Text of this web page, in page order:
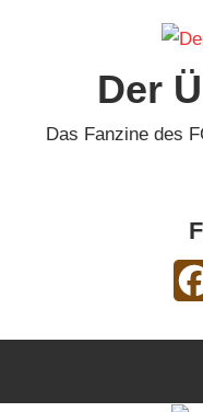
Der
Das Fanzine des